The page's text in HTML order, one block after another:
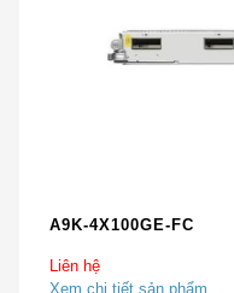
A9K-4X100GE-FC
Liên hệ
Xem chi tiết sản phẩm